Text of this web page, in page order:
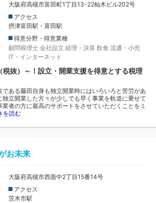
大阪府高槻市富田町1丁目13-22杣木ビル202号
アクセス
摂津富田駅・富田駅
得意分野・得意業種
顧問税理士 会社設立 経理・決算 飲食 流通・小売
IT・インターネット
抜）～！設立・開業支援を得意とする税理
である藤田自身も独立開業時にはいろいろと苦労があ
独立開業した方々が少しでも早く事業を軌道に乗せて
者の方に最高のサポートをさせていただくことをミ
を読む
お未来
大阪府高槻市西面中2丁目15番14号
アクセス
茨木市駅